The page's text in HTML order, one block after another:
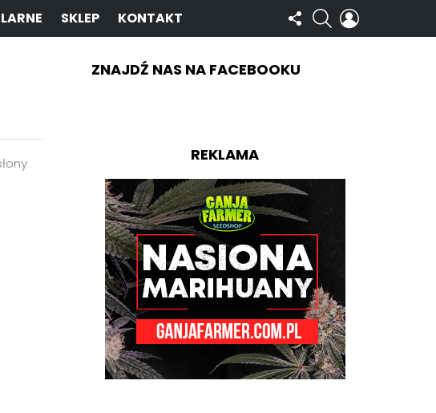
SKLEP KONTAKT
OBSERWUJ
NAS
SZUKAJ
ZNAJDŹ NAS NA FACEBOOKU
REKLAMA